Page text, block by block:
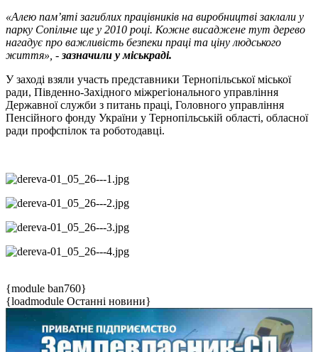
«Алею пам’яті загиблих працівників на виробництві заклали у
парку Сопільче ще у 2010 році. Кожне висаджене тут дерево
нагадує про важливість безпеки праці та ціну людського
життя», - зазначили у міськраді.
У заході взяли участь представники Тернопільської міської
ради, Південно-Західного міжрегіонального управління
Державної служби з питань праці, Головного управління
Пенсійного фонду України у Тернопільській області, обласної
ради профспілок та роботодавці.
{module ban760}
{loadmodule Останні новини}